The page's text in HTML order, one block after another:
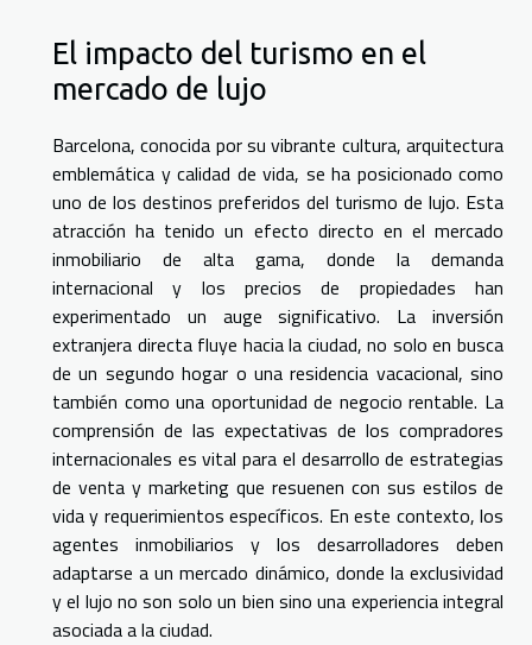
El impacto del turismo en el
mercado de lujo
Barcelona, conocida por su vibrante cultura, arquitectura
emblemática y calidad de vida, se ha posicionado como
uno de los destinos preferidos del turismo de lujo. Esta
atracción ha tenido un efecto directo en el mercado
inmobiliario de alta gama, donde la demanda
internacional y los precios de propiedades han
experimentado un auge significativo. La inversión
extranjera directa fluye hacia la ciudad, no solo en busca
de un segundo hogar o una residencia vacacional, sino
también como una oportunidad de negocio rentable. La
comprensión de las expectativas de los compradores
internacionales es vital para el desarrollo de estrategias
de venta y marketing que resuenen con sus estilos de
vida y requerimientos específicos. En este contexto, los
agentes inmobiliarios y los desarrolladores deben
adaptarse a un mercado dinámico, donde la exclusividad
y el lujo no son solo un bien sino una experiencia integral
asociada a la ciudad.